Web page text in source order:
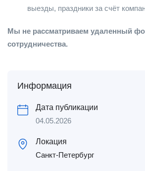
выезды, праздники за счёт
Мы не рассматриваем удаленный
сотрудничества.
Информация
Дата публикации
04.05.2026
Локация
Санкт-Петербург